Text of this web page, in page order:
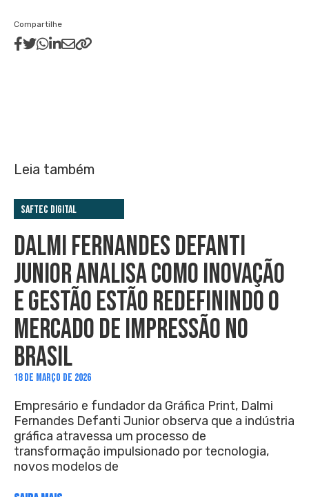
Compartilhe
Leia também
Saftec Digital
DALMI FERNANDES DEFANTI
JUNIOR ANALISA COMO INOVAÇÃO
E GESTÃO ESTÃO REDEFININDO O
MERCADO DE IMPRESSÃO NO
BRASIL
18 DE MARÇO DE 2026
Empresário e fundador da Gráfica Print, Dalmi
Fernandes Defanti Junior observa que a indústria
gráfica atravessa um processo de
transformação impulsionado por tecnologia,
novos modelos de